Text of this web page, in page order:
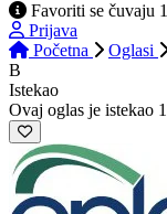
Favoriti se čuvaju
Prijava
Početna
Oglasi
B
Istekao
Ovaj oglas je istekao